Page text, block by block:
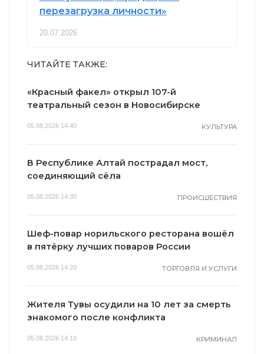
перезагрузка личности»
20.07.2026
ЧИТАЙТЕ ТАКЖЕ:
«Красный факел» открыл 107-й
театральный сезон в Новосибирске
05.08.2026 14:40 КУЛЬТУРА
В Республике Алтай пострадал мост,
соединяющий сёла
05.08.2026 14:30 ПРОИСШЕСТВИЯ
Шеф-повар норильского ресторана вошёл
в пятёрку лучших поваров России
05.08.2026 14:20 ТОРГОВЛЯ И УСЛУГИ
Жителя Тувы осудили на 10 лет за смерть
знакомого после конфликта
05.08.2026 14:10 КРИМИНАЛ